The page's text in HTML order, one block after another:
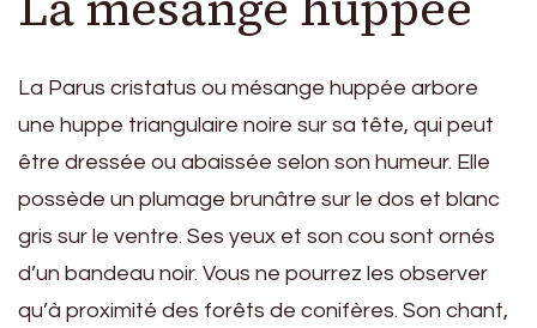
La Parus cristatus ou mésange huppée arbore
une huppe triangulaire noire sur sa tête, qui peut
être dressée ou abaissée selon son humeur. Elle
possède un plumage brunâtre sur le dos et blanc
gris sur le ventre. Ses yeux et son cou sont ornés
d’un bandeau noir. Vous ne pourrez les observer
qu’à proximité des forêts de conifères. Son chant,